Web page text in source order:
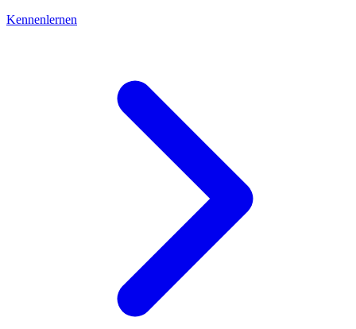
Kennenlernen